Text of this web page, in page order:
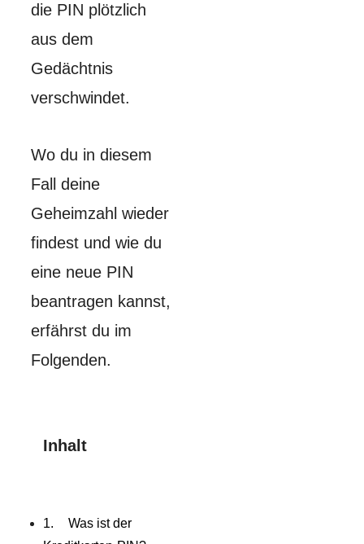
die PIN plötzlich
aus dem
Gedächtnis
verschwindet.
Wo du in diesem
Fall deine
Geheimzahl wieder
findest und wie du
eine neue PIN
beantragen kannst,
erfährst du im
Folgenden.
Inhalt
Was ist der